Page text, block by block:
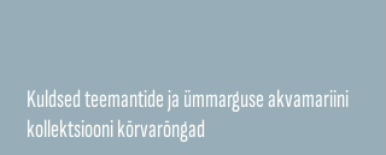
Kuldsed teemantide ja ümmarguse akvamariini
kollektsiooni kõrvarõngad